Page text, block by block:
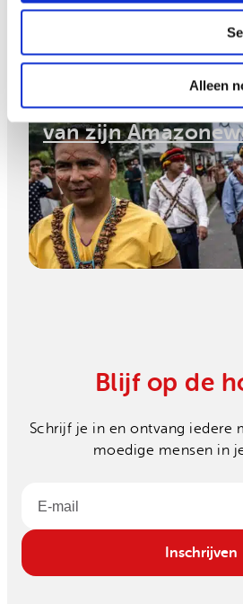
Alleen
Hernán vecht voor
van zijn
Blijf op de
Schrijf je in en ontvang iedere
moedige mensen in
Email
Inschrijven